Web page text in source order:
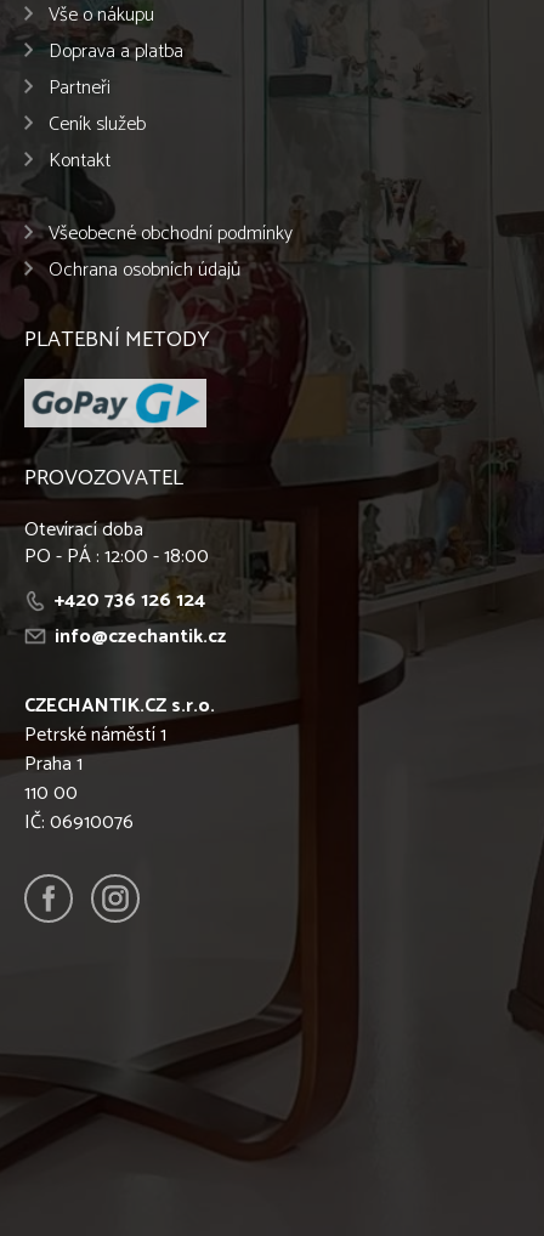
Vše o nákupu
Doprava a platba
Partneři
Ceník služeb
Kontakt
Všeobecné obchodní podmínky
Ochrana osobních údajů
PLATEBNÍ METODY
PROVOZOVATEL
Otevírací doba
PO - PÁ : 12:00 - 18:00
+420 736 126 124
info@czechantik.cz
CZECHANTIK.CZ s.r.o.
Petrské náměstí 1
Praha 1
110 00
IČ: 06910076